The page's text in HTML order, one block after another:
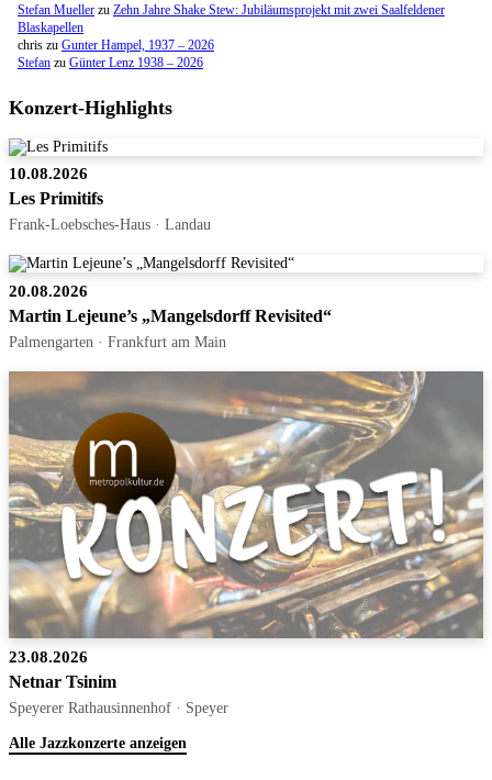
Stefan Mueller zu Zehn Jahre Shake Stew: Jubiläumsprojekt mit zwei Saalfeldener
Blaskapellen
chris zu Gunter Hampel, 1937 – 2026
Stefan zu Günter Lenz 1938 – 2026
Konzert-Highlights
10.08.2026
Les Primitifs
Frank-Loebsches-Haus · Landau
20.08.2026
Martin Lejeune’s „Mangelsdorff Revisited“
Palmengarten · Frankfurt am Main
23.08.2026
Netnar Tsinim
Speyerer Rathausinnenhof · Speyer
Alle Jazzkonzerte anzeigen